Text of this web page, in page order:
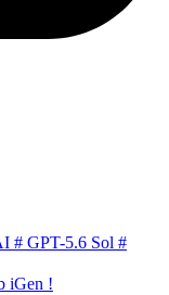
# GPT-5.6 Sol #
iGen !